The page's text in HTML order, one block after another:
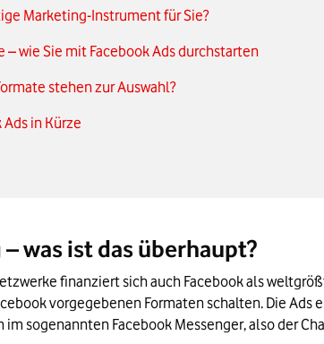
Marketing-Instrument für Sie?
– wie Sie mit Facebook Ads durchstarten
stehen zur Auswahl?
in Kürze
was ist das überhaupt?
finanziert sich auch Facebook als
vorgegebenen Formaten schalten. Die
sogenannten Facebook Messenger, also der